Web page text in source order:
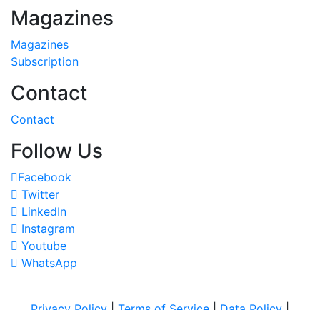
Magazines
Magazines
Subscription
Contact
Contact
Follow Us
Facebook
Twitter
LinkedIn
Instagram
Youtube
WhatsApp